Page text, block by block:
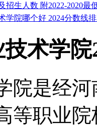
招生人数 附2022-2020最
学院哪个好 2024分数线
术学
院是经
等职业